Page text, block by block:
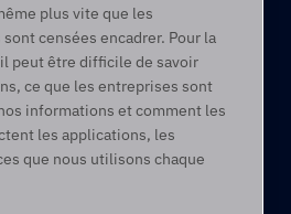
plus vite que les
censées encadrer. Pour la
peut être difficile de savoir
ce que les entreprises sont
informations et comment les
les applications, les
que nous utilisons chaque